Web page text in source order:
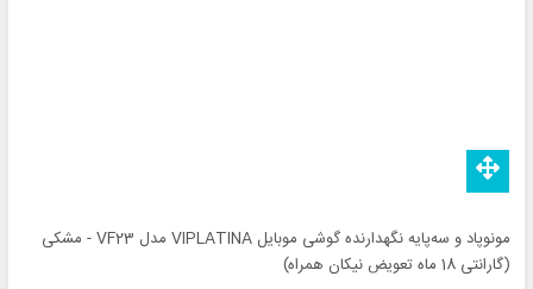
مونوپاد و سه‌پایه نگهدارنده گوشی موبایل VIPLATINA مدل VF23 - مشکی
(گارانتی 18 ماه تعویض نیکان همراه)